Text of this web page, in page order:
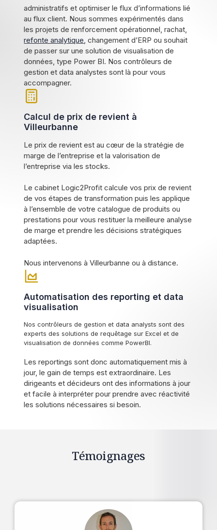
administratifs et optimiser le flux d’informations lié
au flux client. Nous sommes expérimentés dans
les projets de renforcement opérationnel, rachat,
refonte analytique , changement d’ERP ou souhait
de passer sur une solution de visualisation de
données, type Power BI. Nos contrôleurs de
gestion et data analystes sont là pour vous
accompagner.
Calcul de prix de revient à
Villeurbanne
Le prix de revient est au cœur de la stratégie de
marge de l’entreprise et la valorisation de
l’entreprise via les stocks.
Le cabinet Logic2Profit calcule vos prix de revient
de vos étapes de transformation puis les applique
à l’ensemble de votre catalogue de produits ou
prestations pour vous restituer la meilleure analyse
de marge et prendre les décisions stratégiques
adaptées.
Nous intervenons à Villeurbanne ou à distance.
Automatisation des reporting et data
visualisation
Nos contrôleurs de gestion et data analysts sont des
experts des solutions de requêtage sur Excel et de
visualisation de données comme PowerBI.
Les reportings sont donc automatiquement mis à
jour, le gain de temps est extraordinaire. Les
dirigeants et décideurs ont des informations à jour
et facile à interpréter pour prendre avec réactivité
les solutions nécessaires si besoin.
Témoignages